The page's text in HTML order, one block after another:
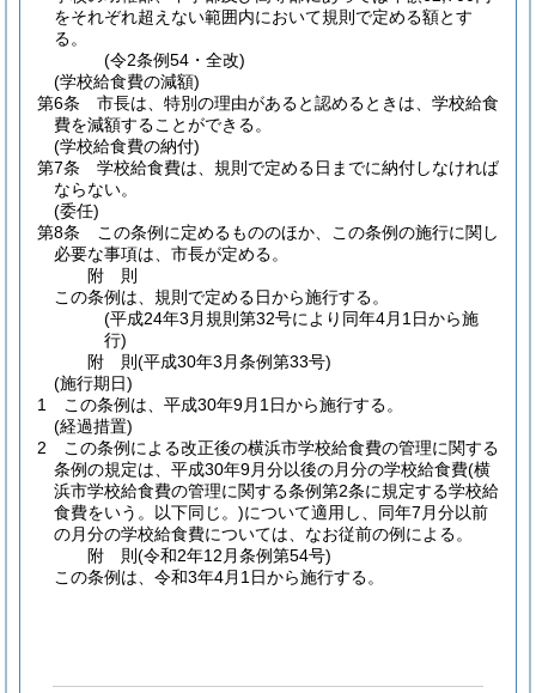
をそれぞれ超えない範囲内において規則で定める額とす
る。
(令2条例54・全改)
(学校給食費の減額)
第6条
市長は、特別の理由があると認めるときは、学校給食
費を減額することができる。
(学校給食費の納付)
第7条
学校給食費は、規則で定める日までに納付しなければ
ならない。
(委任)
第8条
この条例に定めるもののほか、この条例の施行に関し
必要な事項は、市長が定める。
附 則
この条例は、規則で定める日から施行する。
(平成24年3月規則第32号により同年4月1日から施
行)
附 則(平成30年3月条例第33号)
(施行期日)
1
この条例は、平成30年9月1日から施行する。
(経過措置)
2
この条例による改正後の横浜市学校給食費の管理に関する
条例の規定は、平成30年9月分以後の月分の学校給食費(横
浜市学校給食費の管理に関する条例第2条に規定する学校給
食費をいう。以下同じ。)について適用し、同年7月分以前
の月分の学校給食費については、なお従前の例による。
附 則(令和2年12月条例第54号)
この条例は、令和3年4月1日から施行する。